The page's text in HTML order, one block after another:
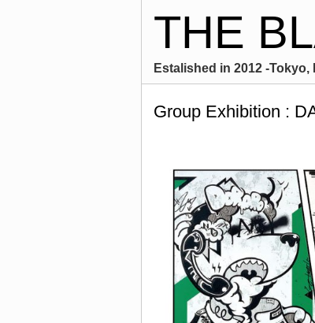
THE
Estalished in 2012 -
Group Exhibition :